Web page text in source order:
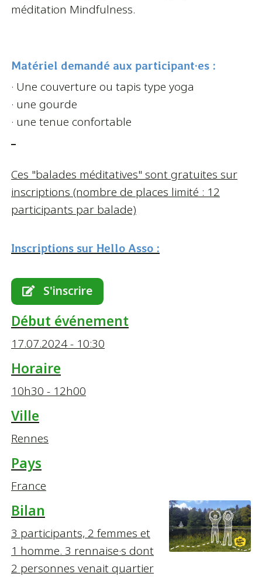
méditation Mindfulness.
Matériel demandé aux participant·es :
· Une couverture ou tapis type yoga
· une gourde
· une tenue confortable
Ces "balades méditatives" sont gratuites sur
inscriptions (nombre de places limité : 12
participants par balade)
Inscriptions sur Hello Asso :
S'inscrire
Début événement
17.07.2024 - 10:30
Horaire
10h30 - 12h00
Ville
Rennes
Pays
France
Bilan
3 participants, 2 femmes et
1 homme. 3 rennaise·s dont
2 personnes venait quartier